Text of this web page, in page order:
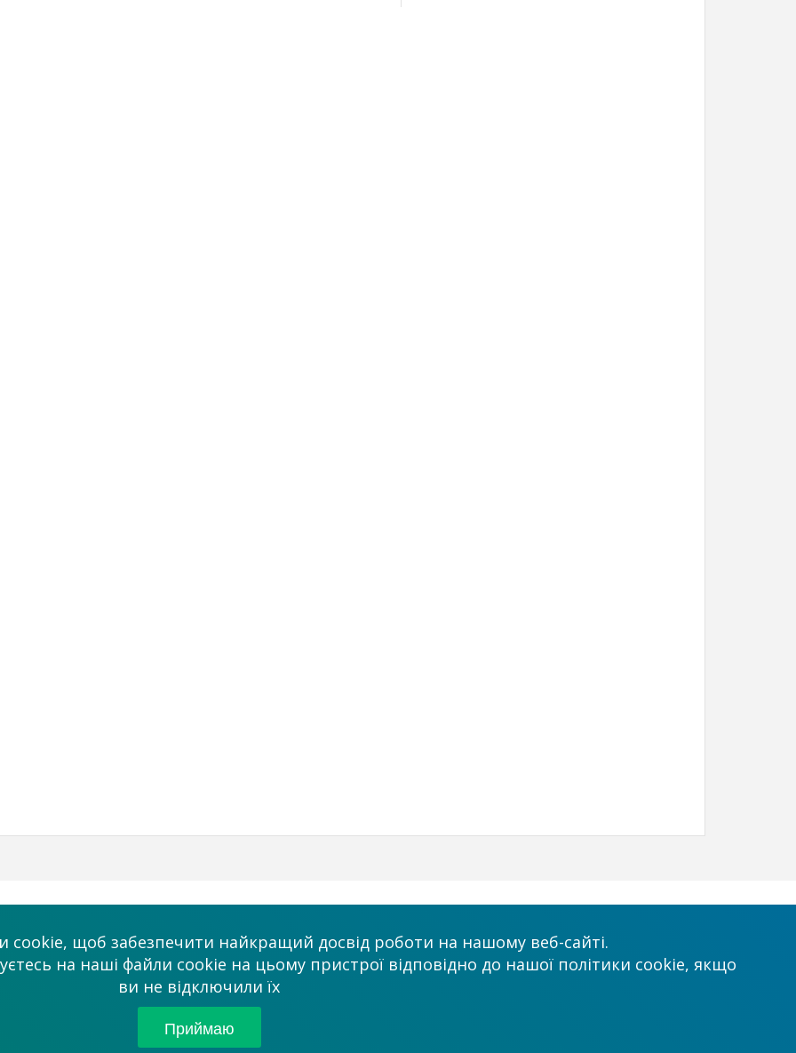
Платні послуги
Співробітництво
Партнерам
admin@allmaster.com.ua
cookie, щоб забезпечити найкращий досвід роботи на нашому веб-сайті.
на наші файли cookie на цьому пристрої відповідно до нашої політики cookie, якщо
ви не відключили їх
Приймаю